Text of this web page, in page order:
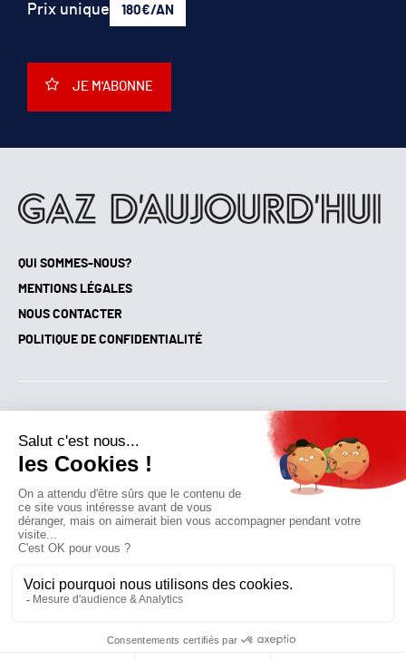
QUI SOMMES-NOUS?
MENTIONS LÉGALES
NOUS CONTACTER
POLITIQUE DE CONFIDENTIALITÉ
Mes favoris
© GAZ D’AUJOURD'HUI 2018
Prix unique 180€/AN
JE M'ABONNE